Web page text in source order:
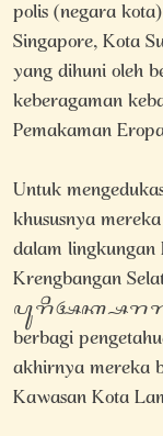
polis (negara
Singapore, Kota
yang dihuni oleh
keberagaman
Pemakaman
Untuk
khususnya
dalam
Krengbangan
berbagi
akhirnya mereka
Kawasan Kota